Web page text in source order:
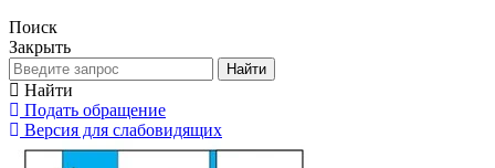
Поиск
Закрыть
Найти
Найти
Подать обращение
Версия для слабовидящих